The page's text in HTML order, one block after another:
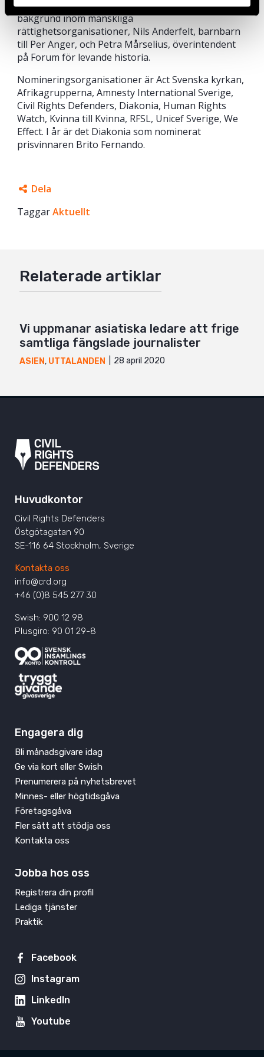
Institutet, Hewan Temesghen, med en bred
bakgrund inom mänskliga
rättighetsorganisationer, Nils Anderfelt, barnbarn
till Per Anger, och Petra Mårselius, överintendent
på Forum för levande historia.
Nomineringsorganisationer är Act Svenska kyrkan,
Afrikagrupperna, Amnesty International Sverige,
Civil Rights Defenders, Diakonia, Human Rights
Watch, Kvinna till Kvinna, RFSL, Unicef Sverige, We
Effect. I år är det Diakonia som nominerat
prisvinnaren Brito Fernando.
Dela
Facebook
Mail
TaggarAktuellt
Relaterade artiklar
Vi uppmanar asiatiska ledare att frige
samtliga fängslade journalister
ASIEN, UTTALANDEN 28 april 2020
Huvudkontor
Civil Rights Defenders
Östgötagatan 90
SE-116 64 Stockholm, Sverige
Kontakta oss
info@crd.org
+46 (0)8 545 277 30
Swish: 900 12 98
Plusgiro: 90 01 29-8
Engagera dig
Bli månadsgivare idag
Ge via kort eller Swish
Prenumerera på nyhetsbrevet
Minnes- eller högtidsgåva
Företagsgåva
Fler sätt att stödja oss
Kontakta oss
Jobba hos oss
Registrera din profil
Lediga tjänster
Praktik
Facebook
Instagram
LinkedIn
Youtube